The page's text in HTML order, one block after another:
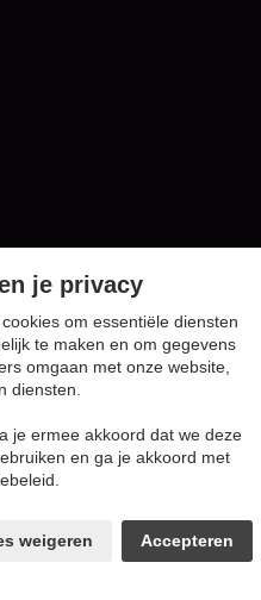
policy
je privacy
om essentiële diensten
te maken en om gegevens
omgaan met onze website,
diensten.
je ermee akkoord dat we deze
en ga je akkoord met
weigeren Accepteren